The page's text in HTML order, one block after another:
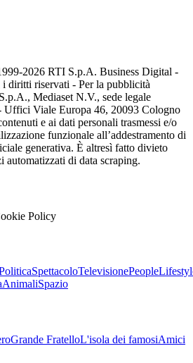
2026 RTI S.p.A. Business Digital -
diritti riservati - Per la pubblicità
Mediaset N.V., sede legale
Uffici Viale Europa 46, 20093 Cologno
e ai dati personali trasmessi e/o
funzionale all’addestramento di
generativa. È altresì fatto divieto
automatizzati di data scraping.
Policy
SpettacoloTelevisionePeople
AnimaliSpazio
Grande FratelloL'isola dei famosiAmici